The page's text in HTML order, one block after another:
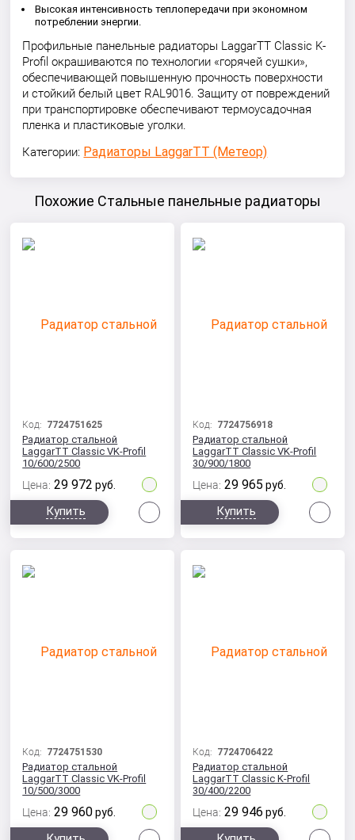
Высокая интенсивность теплопередачи при экономном
потреблении энергии.
Профильные панельные радиаторы LaggarTT Classic K-
Profil окрашиваются по технологии «горячей сушки»,
обеспечивающей повышенную прочность поверхности
и стойкий белый цвет RAL9016. Защиту от повреждений
при транспортировке обеспечивают термоусадочная
пленка и пластиковые уголки.
Категории: Радиаторы LaggarTT (Метеор)
Похожие Стальные панельные радиаторы
Код: 7724751625
Радиатор стальной
LaggarTT Classic VK-Profil
10/600/2500
Цена: 29 972 руб.
Купить
Код: 7724756918
Радиатор стальной
LaggarTT Classic VK-Profil
30/900/1800
Цена: 29 965 руб.
Купить
Код: 7724751530
Радиатор стальной
LaggarTT Classic VK-Profil
10/500/3000
Цена: 29 960 руб.
Код: 7724706422
Радиатор стальной
LaggarTT Classic K-Profil
30/400/2200
Цена: 29 946 руб.